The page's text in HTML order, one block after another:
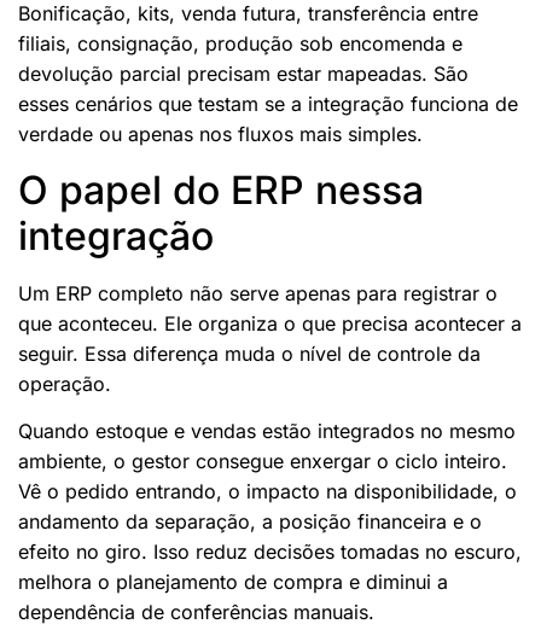
Bonificação, kits, venda futura, transferência entre
filiais, consignação, produção sob encomenda e
devolução parcial precisam estar mapeadas. São
esses cenários que testam se a integração funciona de
verdade ou apenas nos fluxos mais simples.
O papel do ERP nessa
integração
Um ERP completo não serve apenas para registrar o
que aconteceu. Ele organiza o que precisa acontecer a
seguir. Essa diferença muda o nível de controle da
operação.
Quando estoque e vendas estão integrados no mesmo
ambiente, o gestor consegue enxergar o ciclo inteiro.
Vê o pedido entrando, o impacto na disponibilidade, o
andamento da separação, a posição financeira e o
efeito no giro. Isso reduz decisões tomadas no escuro,
melhora o planejamento de compra e diminui a
dependência de conferências manuais.